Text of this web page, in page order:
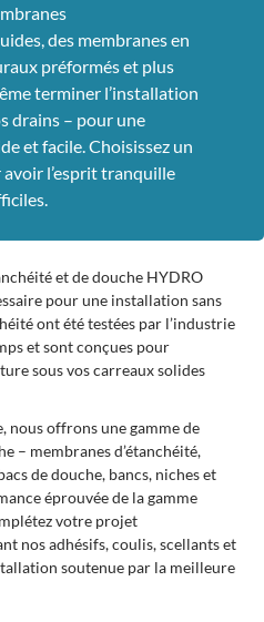
des membranes en
préformés et plus
terminer l’installation
drains – pour une
et facile. Choisissez un
l’esprit tranquille
et de douche HYDRO
pour une installation sans
ont été testées par l’industrie
et sont conçues pour
sous vos carreaux solides
nous offrons une gamme de
– membranes d’étanchéité,
de douche, bancs, niches et
éprouvée de la gamme
votre projet
nos adhésifs, coulis, scellants et
soutenue par la meilleure